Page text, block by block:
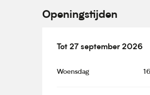
Openingstijden
Vanaf1 mei 2026tot27
Tot 27 september 2026
Woensdag